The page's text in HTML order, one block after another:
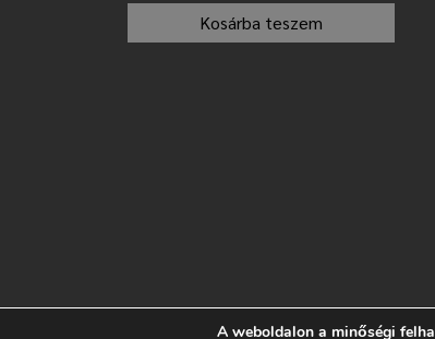
Kosárba teszem
A weboldalon a minőségi